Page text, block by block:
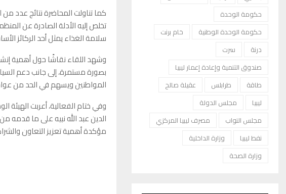
كما تناولت المحاضرة نتائج عدد من
تخلص إليه الأدلة الصادرة عن
سلامة الغذاء يمثل أحد الركائز
وشهد اللقاء نقاشًا حول أهمية
بصورة مستمرة، إلى جانب دعم
المواطنين ويسهم في الحد من
وفي ختام الفعالية، أعربت
الدين عبد الله نبيه على ما
مؤكدة أهمية تعزيز التعاون
حكومة الوحدة
حكومة الوحدة الوطنية
خام برنت
درنة
سرت
صندوق التنمية وإعادة إعمار ليبيا
طاقة
طرابلس
عقيلة صالح
ليبيا
مجلس الدولة
مجلس النواب
مصرف ليبيا المركزي
نفط ليبيا
وزارة الداخلية
وزارة الصحة